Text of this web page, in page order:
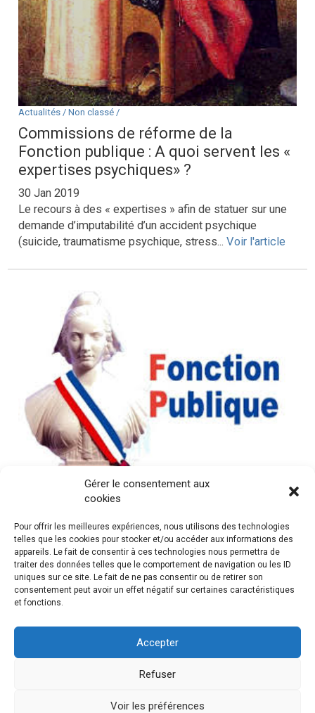
Gérer le consentement aux
cookies
Pour offrir les meilleures expériences, nous utilisons des technologies
telles que les cookies pour stocker et/ou accéder aux informations des
appareils. Le fait de consentir à ces technologies nous permettra de
traiter des données telles que le comportement de navigation ou les ID
uniques sur ce site. Le fait de ne pas consentir ou de retirer son
consentement peut avoir un effet négatif sur certaines caractéristiques
et fonctions.
Accepter
Refuser
Voir les préférences
Actualités /Non classé /
Commissions de réforme de la
Fonction publique : A quoi servent les «
expertises psychiques» ?
30 Jan 2019
Le recours à des « expertises » afin de statuer sur une
demande d’imputabilité d’un accident psychique
(suicide, traumatisme psychique, stress...Voir l'article
Expertise /
SUICIDES dans la FONCTION PUBLIQUE
L’ORGANISATION du SILENCE et du
DENI.
25 Jan 2019
Depuis maintenant plus de dix ans les risques pour la
santé mentale engendrés par les conditions d’emploi et
« Précédent 123 4…7 Suivant »